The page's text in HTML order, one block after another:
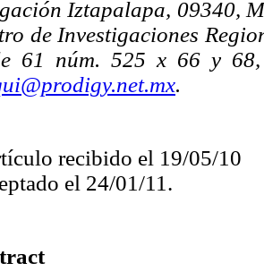
Iztapalapa, 09340,
de Investigaciones
61 núm. 525 x 66 y
.
recibido el 19/05/10
el 24/01/11.